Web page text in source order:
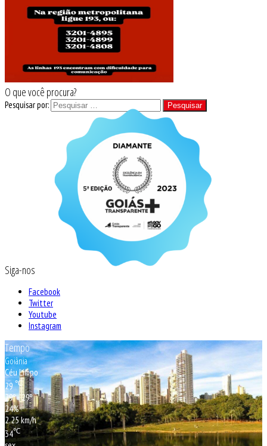
O que você procura?
Pesquisar por:
Siga-nos
Facebook
Twitter
Youtube
Instagram
Tempo
Goiânia
Céu Limpo
29℃
29º - 29º
24%
2.25 km/h
34℃